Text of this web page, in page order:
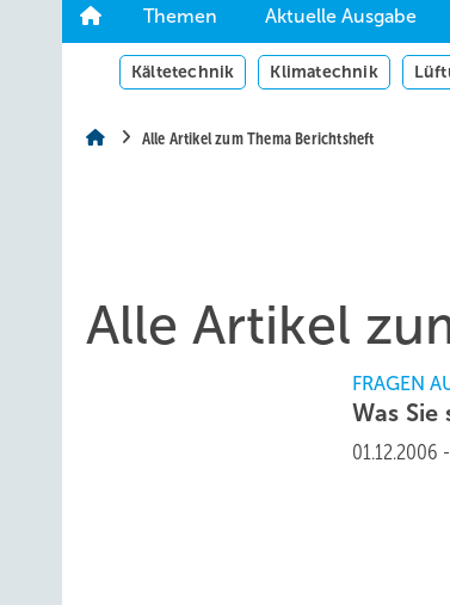
Themen Aktuelle Ausgabe
Kältetechnik Klimatechnik
Alle Artikel zum Thema Berichtsheft
Alle Artikel
FRAGEN
Was
01.12.2006 -